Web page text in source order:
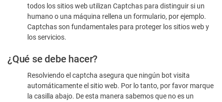
humano
todos los sitios web utilizan Captchas para distinguir si un
humano o una máquina rellena un formulario, por ejemplo.
Captchas son fundamentales para proteger los sitios web y
los servicios.
¿Qué se debe hacer?
Resolviendo el captcha asegura que ningún bot visita
automáticamente el sitio web. Por lo tanto, por favor marque
la casilla abajo. De esta manera sabemos que no es un